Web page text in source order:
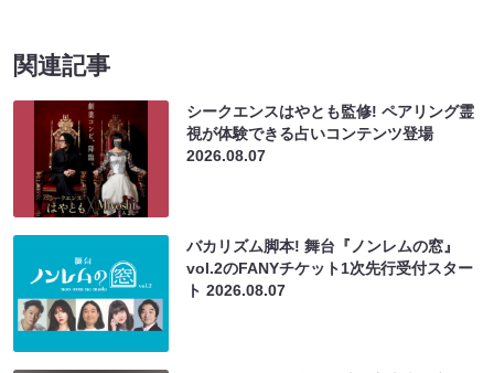
関連記事
シークエンスはやとも監修! ペアリング霊
視が体験できる占いコンテンツ登場
2026.08.07
バカリズム脚本! 舞台『ノンレムの窓』
vol.2のFANYチケット1次先行受付スター
ト2026.08.07